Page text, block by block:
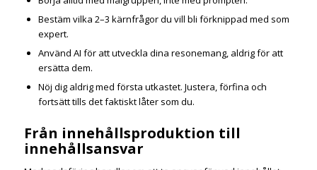
Bestäm vilka 2–3 kärnfrågor du vill bli förknippad med som
expert.
Använd AI för att utveckla dina resonemang, aldrig för att
ersätta dem.
Nöj dig aldrig med första utkastet. Justera, förfina och
fortsätt tills det faktiskt låter som du.
Från innehållsproduktion till
innehållsansvar